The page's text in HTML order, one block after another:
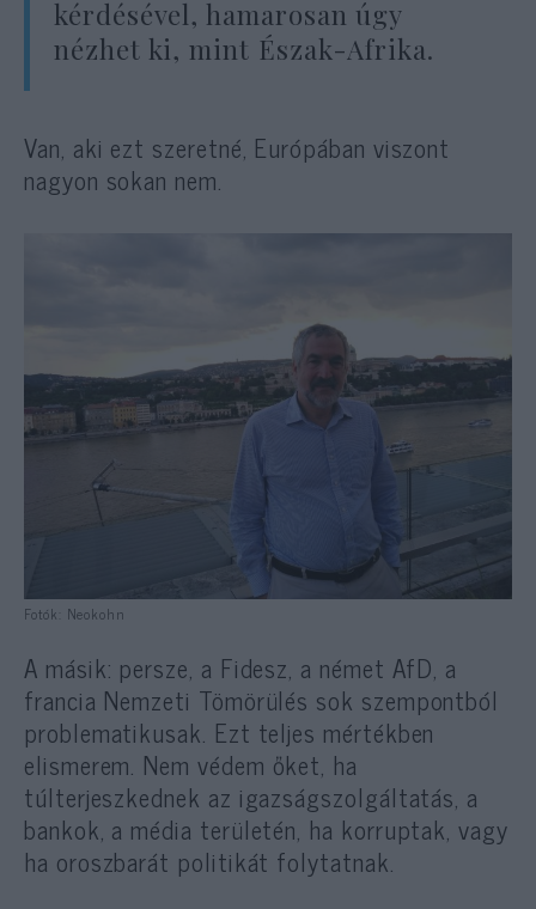
kérdésével, hamarosan úgy
nézhet ki, mint Észak-Afrika.
Van, aki ezt szeretné, Európában viszont
nagyon sokan nem.
Fotók: Neokohn
A másik: persze, a Fidesz, a német AfD, a
francia Nemzeti Tömörülés sok szempontból
problematikusak. Ezt teljes mértékben
elismerem. Nem védem őket, ha
túlterjeszkednek az igazságszolgáltatás, a
bankok, a média területén, ha korruptak, vagy
ha oroszbarát politikát folytatnak.